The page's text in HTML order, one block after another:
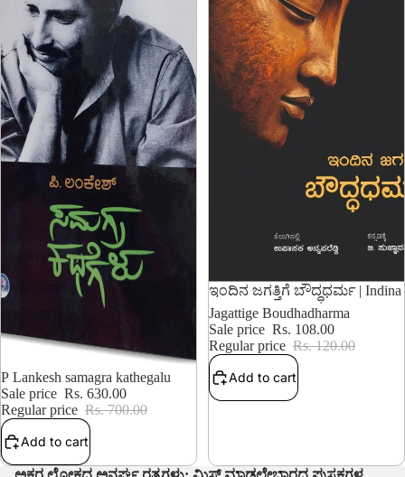
10% OFF
P Lankesh samagra kathegalu
Sale price Rs. 630.00
Regular price Rs. 700.00
Add to cart
10% OFF
ಇಂದಿನ ಜಗತ್ತಿಗೆ ಬೌದ್ಧಧರ್ಮ | Indina
Jagattige Boudhadharma
Sale price Rs. 108.00
Regular price Rs. 120.00
Add to cart